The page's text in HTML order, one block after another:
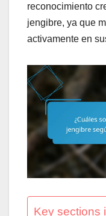
reconocimiento
jengibre, ya que
activamente en
Key sections